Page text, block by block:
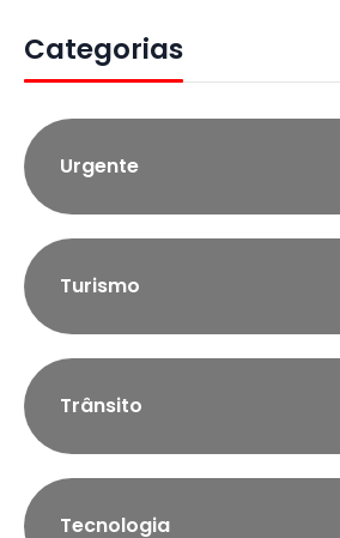
Categorias
Urgente
Turismo
Trânsito
Tecnologia